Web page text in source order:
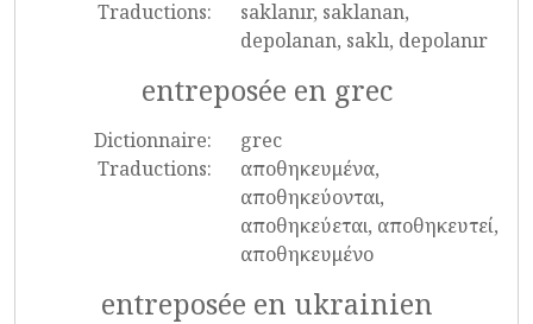
Traductions:
saklanır, saklanan,
depolanan, saklı, depolanır
entreposée en grec
Dictionnaire:
grec
Traductions:
αποθηκευμένα,
αποθηκεύονται,
αποθηκεύεται, αποθηκευτεί,
αποθηκευμένο
entreposée en ukrainien